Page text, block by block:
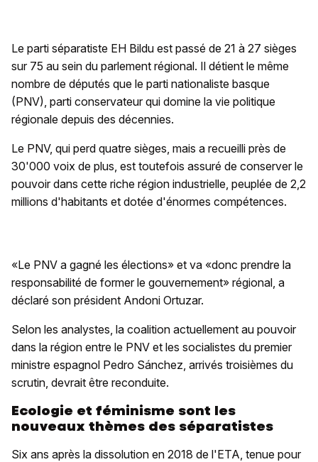
Le parti séparatiste EH Bildu est passé de 21 à 27 sièges
sur 75 au sein du parlement régional. Il détient le même
nombre de députés que le parti nationaliste basque
(PNV), parti conservateur qui domine la vie politique
régionale depuis des décennies.
Le PNV, qui perd quatre sièges, mais a recueilli près de
30'000 voix de plus, est toutefois assuré de conserver le
pouvoir dans cette riche région industrielle, peuplée de 2,2
millions d'habitants et dotée d'énormes compétences.
«Le PNV a gagné les élections» et va «donc prendre la
responsabilité de former le gouvernement» régional, a
déclaré son président Andoni Ortuzar.
Selon les analystes, la coalition actuellement au pouvoir
dans la région entre le PNV et les socialistes du premier
ministre espagnol Pedro Sánchez, arrivés troisièmes du
scrutin, devrait être reconduite.
Ecologie et féminisme sont les
nouveaux thèmes des séparatistes
Six ans après la dissolution en 2018 de l'ETA, tenue pour